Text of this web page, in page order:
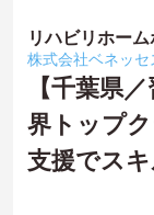
リハビリホー
株式会社ベネッセ
【千葉県
界トップ
支援でス